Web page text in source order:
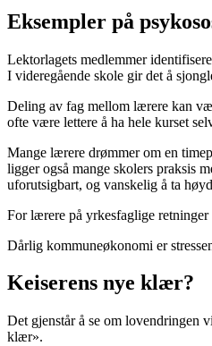
Eksempler på
Lektorlagets medlemmer
I videregående skole gir det å
Deling av fag mellom lærere kan
ofte være lettere å ha hele kurset
Mange lærere drømmer om en
ligger også mange skolers praksis
uforutsigbart, og vanskelig å ta
For lærere på yrkesfaglige
Dårlig kommuneøkonomi er
Keiserens nye klær?
Det gjenstår å se om lovendringen
klær».